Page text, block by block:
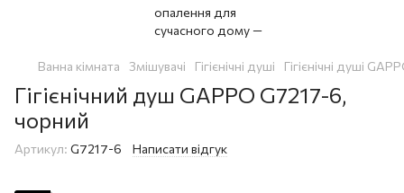
Ванна кімната Змішувачі Гігієнічні душі Гігієнічні душі
Гігієнічний душ GAPPO G7217-6,
чорний
Артикул: G7217-6 Написати відгук